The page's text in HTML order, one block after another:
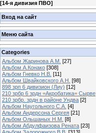
[14-я дивизия ПВО]
Вход на сайт
Меню сайта
Categories
Альбом Жаринова А.М. [27]
Альбом А.Конако [308]
Альбом Гневко Н.В. [11]
Альбом Швайковского А.Н. [98]
898 зрп 6 дивизион (Лиу) [12]
210 зрбр 6 зрдн =Акробатика= Сырве
210 зрбр. зрдн в районе Ундва [2]
Альбом Наугольного С.А. [4]
Альбом Андерсона Сергея [21]
Альбом Ольшаных Н.М. [8]
Альбом Абдулфаизова Рената [23]